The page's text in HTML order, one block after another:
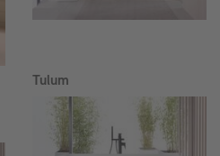
Tulum